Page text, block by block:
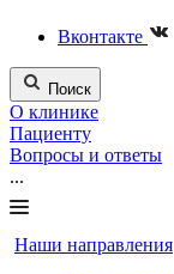
Вконтакте
Поиск
О клинике
Пациенту
Вопросы и ответы
...
Наши направления